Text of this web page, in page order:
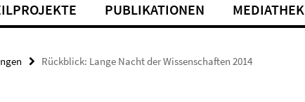
PUBLIKATIONEN MEDIATHEK
Rückblick: Lange Nacht der Wissenschaften 2014